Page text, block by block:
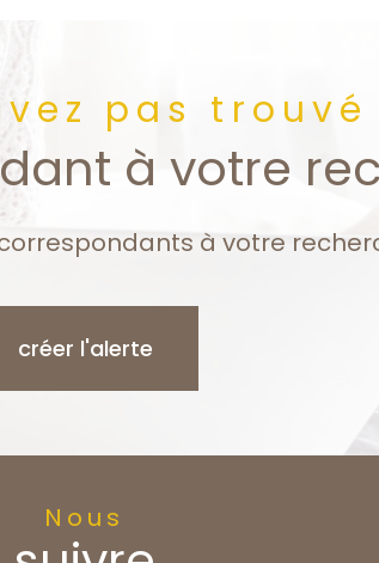
pas trouvé
à votre
à votre
créer l'alerte
Nous